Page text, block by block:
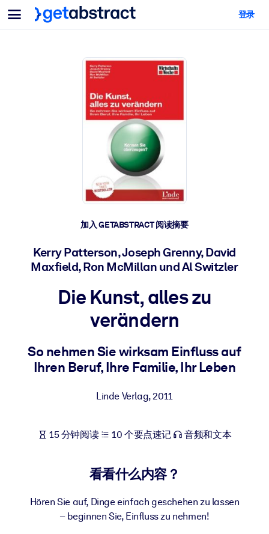
菜单
面向团队与管理者
为您的员工配备关键的人工智能技能。
帮助您的管理者为未来的工作时代做好准备。
让团队更轻松地共同学习、解决实际问题并更快采取行动。
培养您的员工应对未来挑战所需的技能。
面向 LMS/LXP
将简短且经过验证的知识引入您的 LMS/LXP，以获得更强的学习效
面向企业图书馆
用值得信赖且即插即用的商业知识丰富您的企业图书馆。
面向人工智能系统
面向人工智能系统
登录
加入 GETABSTRACT 阅读摘要
Kerry Patterson, Joseph Grenny, David
Maxfield, Ron McMillan und Al Switzler
Die Kunst, alles zu
verändern
So nehmen Sie wirksam Einfluss auf
Ihren Beruf, Ihre Familie, Ihr Leben
Linde Verlag,2011
15 分钟阅读 10 个要点速记 音频和文本
看看什么内容？
Hören Sie auf, Dinge einfach geschehen zu lassen
– beginnen Sie, Einfluss zu nehmen!